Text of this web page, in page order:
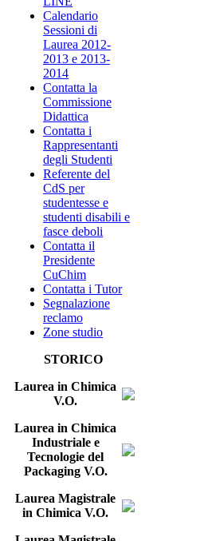
Calendario
Sessioni di
Laurea 2012-
2013 e 2013-
2014
Contatta la
Commissione
Didattica
Contatta i
Rappresentanti
degli Studenti
Referente del
CdS per
studentesse e
studenti disabili e
fasce deboli
Contatta il
Presidente
CuChim
Contatta i Tutor
Segnalazione
reclamo
Zone studio
STORICO
Laurea in Chimica
V.O.
Laurea in Chimica
Industriale e
Tecnologie del
Packaging V.O.
Laurea Magistrale
in Chimica V.O.